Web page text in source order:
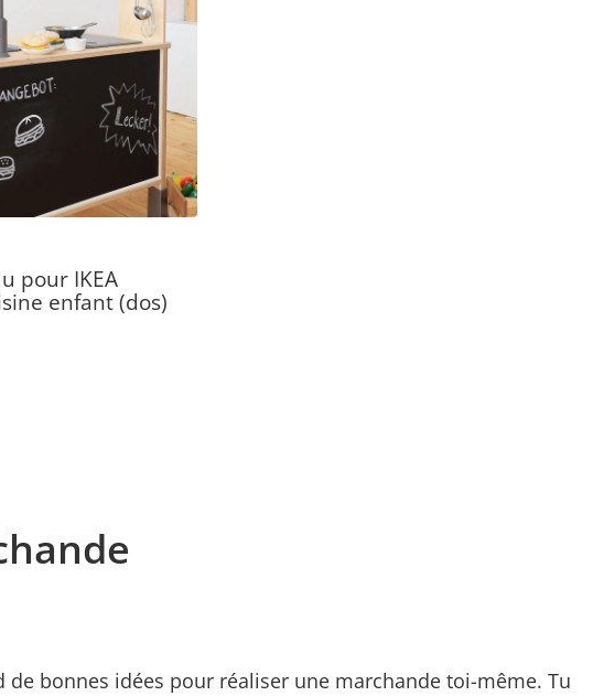
pour IKEA
enfant (dos)
bonnes idées pour réaliser une marchande toi-même. Tu